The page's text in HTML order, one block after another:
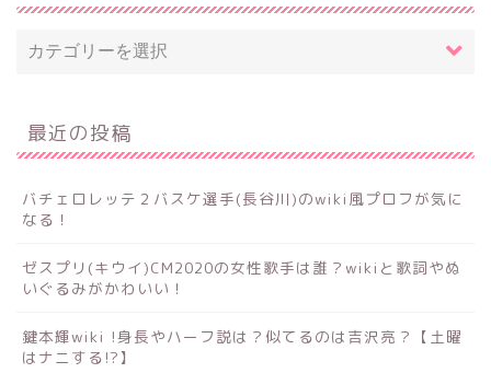
最近の投稿
バチェロレッテ２バスケ選手(長谷川)のwiki風プロフが気に
なる！
ゼスプリ(キウイ)CM2020の女性歌手は誰？wikiと歌詞やぬ
いぐるみがかわいい！
鍵本輝wiki !身長やハーフ説は？似てるのは吉沢亮？【土曜
はナニする!?】